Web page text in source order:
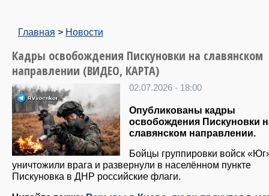
Главная > Новости
Кадры освобождения Пискуновки на славянском
направлении (ВИДЕО, КАРТА)
02.07.2026 - 18:00
Опубликованы кадры
освобождения Пискуновки
славянском направлении.
Бойцы группировки войск
уничтожили врага и развернули в населённом пункте
Пискуновка в ДНР российские флаги.